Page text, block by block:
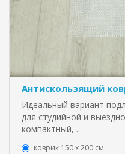
Антискользящий
Идеальный вариант
для студийной и
компактный, ..
коврик 150 х 200 см